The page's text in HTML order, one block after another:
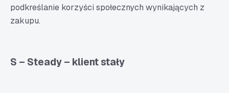
podkreślanie korzyści społecznych wynikających z
zakupu.
S – Steady – klient stały